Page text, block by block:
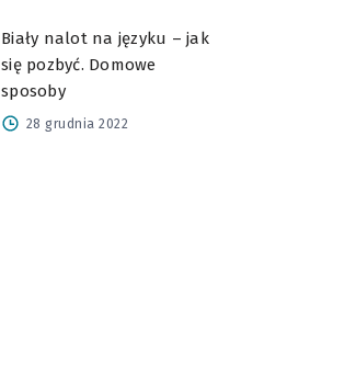
Biały nalot na języku – jak
się pozbyć. Domowe
sposoby
28 grudnia 2022